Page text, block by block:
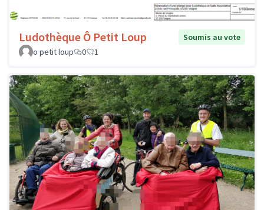
Ludothèque Ô Petit Loup
Soumis au vote
o petit loup
0 1